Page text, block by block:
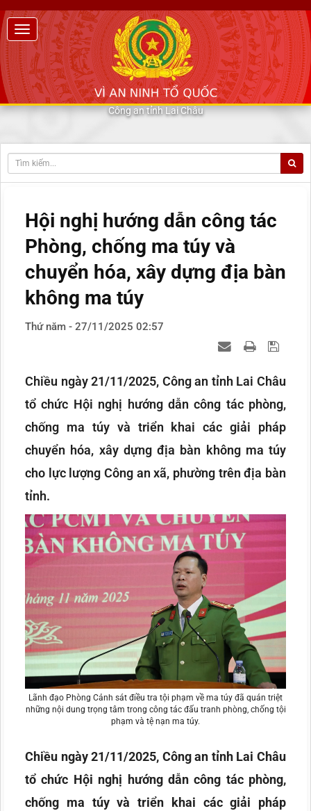
Công an tỉnh Lai Châu
Hội nghị hướng dẫn công tác
Phòng, chống ma túy và
chuyển hóa, xây dựng địa bàn
không ma túy
Thứ năm - 27/11/2025 02:57
Chiều ngày 21/11/2025, Công an tỉnh Lai Châu
tổ chức Hội nghị hướng dẫn công tác phòng,
chống ma túy và triển khai các giải pháp
chuyển hóa, xây dựng địa bàn không ma túy
cho lực lượng Công an xã, phường trên địa bàn
tỉnh.
Lãnh đạo Phòng Cảnh sát điều tra tội phạm về ma túy đã quán triệt
những nội dung trọng tâm trong công tác đấu tranh phòng, chống tội
phạm và tệ nạn ma túy.
Chiều ngày 21/11/2025, Công an tỉnh Lai Châu
tổ chức Hội nghị hướng dẫn công tác phòng,
chống ma túy và triển khai các giải pháp